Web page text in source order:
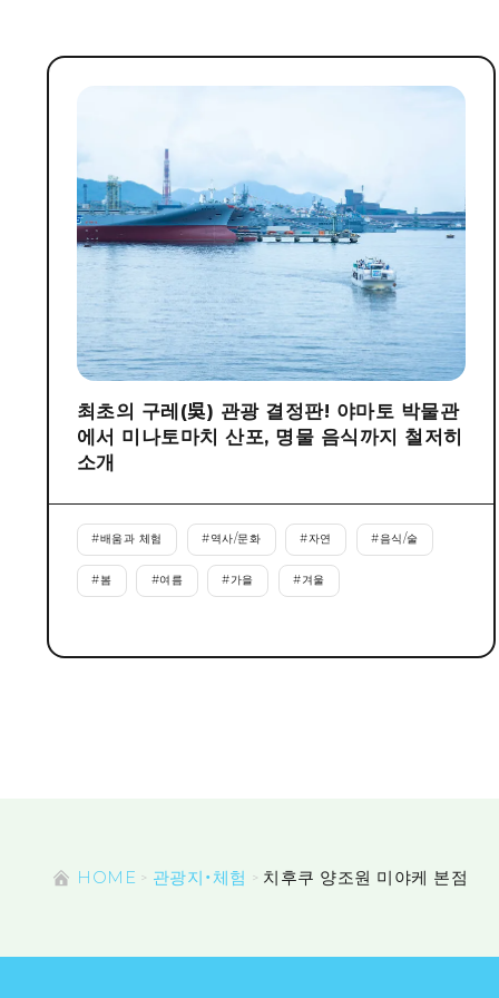
최초의 구레(吳) 관광 결정판! 야마토 박물관
에서 미나토마치 산포, 명물 음식까지 철저히
소개
#배움과 체험 #역사/문화 #자연 #음식/술
#봄 #여름 #가을 #겨울
HOME 관광지・체험 치후쿠 양조원 미야케 본점